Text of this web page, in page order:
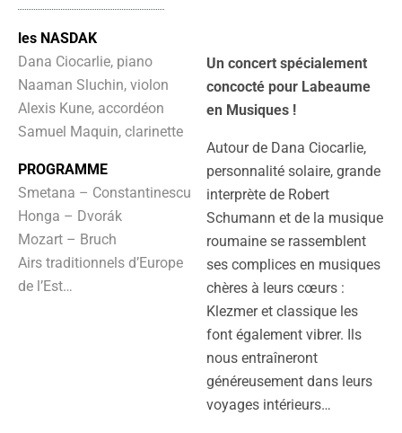
les NASDAK
Dana Ciocarlie, piano
Naaman Sluchin, violon
Alexis Kune, accordéon
Samuel Maquin, clarinette
PROGRAMME
Smetana – Constantinescu
Honga – Dvorák
Mozart – Bruch
Airs traditionnels d’Europe
de l’Est…
Un concert spécialement
concocté pour Labeaume
en Musiques !
Autour de Dana Ciocarlie,
personnalité solaire, grande
interprète de Robert
Schumann et de la musique
roumaine se rassemblent
ses complices en musiques
chères à leurs cœurs :
Klezmer et classique les
font également vibrer. Ils
nous entraîneront
généreusement dans leurs
voyages intérieurs…